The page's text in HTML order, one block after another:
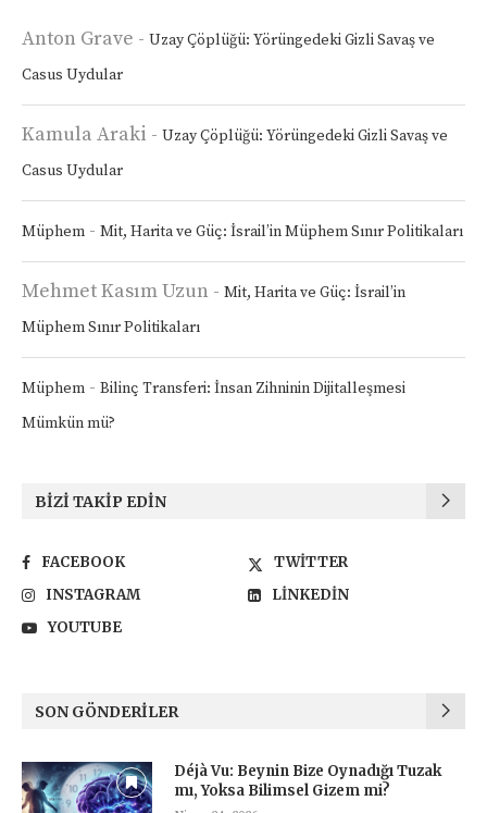
Anton Grave - Uzay Çöplüğü: Yörüngedeki Gizli Savaş ve
Casus Uydular
Kamula Araki - Uzay Çöplüğü: Yörüngedeki Gizli Savaş ve
Casus Uydular
Müphem - Mit, Harita ve Güç: İsrail’in Müphem Sınır Politikaları
Mehmet Kasım Uzun - Mit, Harita ve Güç: İsrail’in
Müphem Sınır Politikaları
Müphem - Bilinç Transferi: İnsan Zihninin Dijitalleşmesi
Mümkün mü?
BIZI TAKIP EDIN
FACEBOOK
TWITTER
INSTAGRAM
LINKEDIN
YOUTUBE
SON GÖNDERILER
Déjà Vu: Beynin Bize Oynadığı Tuzak
mı, Yoksa Bilimsel Gizem mi?